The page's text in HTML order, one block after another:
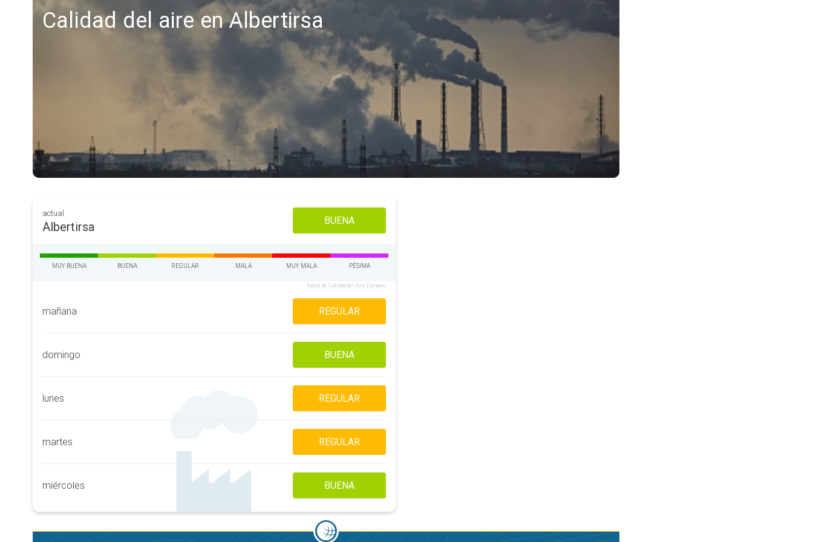
Calidad del aire en Albertirsa
actual
Albertirsa BUENA
MUY BUENA BUENA REGULAR MALA MUY MALA PÉSIMA
Índice de Calidad del Aire Europeo
mañana REGULAR
domingo BUENA
lunes REGULAR
martes REGULAR
miércoles BUENA